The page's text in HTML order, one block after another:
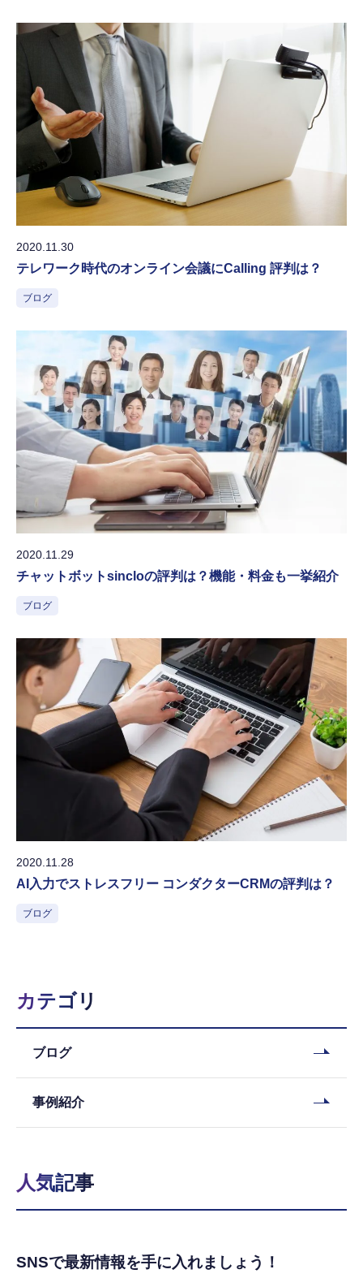
2020.11.30
テレワーク時代のオンライン会議にCalling 評判は？
ブログ
2020.11.29
チャットボットsincloの評判は？機能・料金も一挙紹介
ブログ
2020.11.28
AI入力でストレスフリー コンダクターCRMの評判は？
ブログ
カテゴリ
ブログ
事例紹介
人気記事
SNSで最新情報を手に入れましょう！